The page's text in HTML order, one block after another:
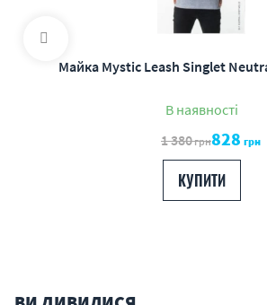
Майка Mystic Leash Singlet
В наявності
1 380грн828 грн
КУПИТИ